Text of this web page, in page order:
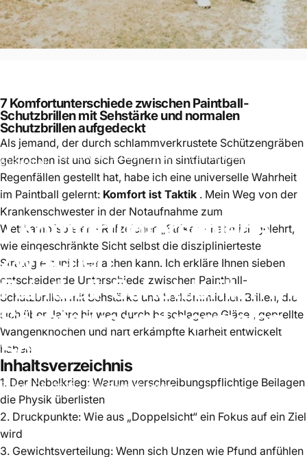
Paintball7 Komfortunterschiede zwischen Paintball-Schutzbrillen mit
Sehstärke und normalen Schutzbrillen aufgedeckt
7Komfortunterschiede
zwischen
Paintball-Schutzbrillenmit
Sehstärkeundnormalen
Schutzbrillen
aufgedeckt
April 08, 2025 vonElena Vasquez
7 Komfortunterschiede zwischen Paintball-
Schutzbrillen mit Sehstärke und normalen
Schutzbrillen aufgedeckt
Als jemand, der durch schlammverkrustete Schützengräben
gekrochen ist und sich Gegnern in sintflutartigen
Regenfällen gestellt hat, habe ich eine universelle Wahrheit
im Paintball gelernt: Komfort ist Taktik . Mein Weg von der
Krankenschwester in der Notaufnahme zum
Wettkampfspieler – Rufzeichen „Strike“ – hat mich gelehrt,
wie eingeschränkte Sicht selbst die disziplinierteste
Strategie zunichtemachen kann. Ich erkläre Ihnen sieben
entscheidende Unterschiede zwischen Paintball-
Schutzbrillen mit Sehstärke und herkömmlichen Brillen, die
sich über Jahre hinweg durch beschlagene Gläser, geprellte
Wangenknochen und hart erkämpfte Klarheit entwickelt
haben.
Inhaltsverzeichnis
1. Der Nebelkrieg: Warum verschreibungspflichtige Beilagen
die Physik überlisten
2. Druckpunkte: Wie aus „Doppelsicht“ ein Fokus auf ein Ziel
wird
3. Gewichtsverteilung: Wenn sich Unzen wie Pfund anfühlen